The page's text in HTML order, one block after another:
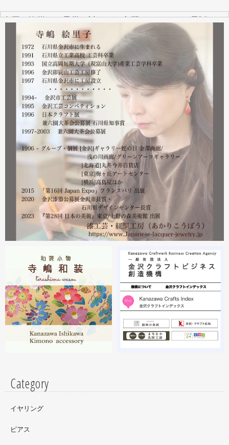
全国の皆様より震災に対するご心配のメールやお電話をた
くさんいただきました。ありがとうございます。
幸い紅里工房にはそれほどの被害もなく、ただいま通常の
営業をしております。配送につきましても金沢から発送す
る分につきましては問題ありませんのでご安心ください。
皆様には多大なご心配をおかけしており心苦しいばかりで
はありますが、今後とも紅里工房をどうぞよろしくお願い
いたします。
漆工芸・紅里工房 寺嶋絵里子
2023.02
2月21日から27日まで 仙台三越で開催中の『第22回 金
沢・能登 美味と美技展』に出展しています。会場には作
者本人がおりますのでお近くの方はぜひ遊びにいらしてく
ださい。お待ちしております。
2月19日から23日まで 東京・上野の森美術館で開催中の
『第28回 日本の美術展』に出展しています。
2023.02
昨年初めからT-BASE銀座ギャラリーさんのご依頼で螺鈿
細工のソフビフィギュア装飾のお仕事させていただいてま
す。広面積への螺鈿細工や蒔絵となりますのでかなりの高
額品になりますがご好評のようで嬉しい限りです(^^)写真
はドラマに登場していたキャラクターです。
Category
イヤリング
ピアス